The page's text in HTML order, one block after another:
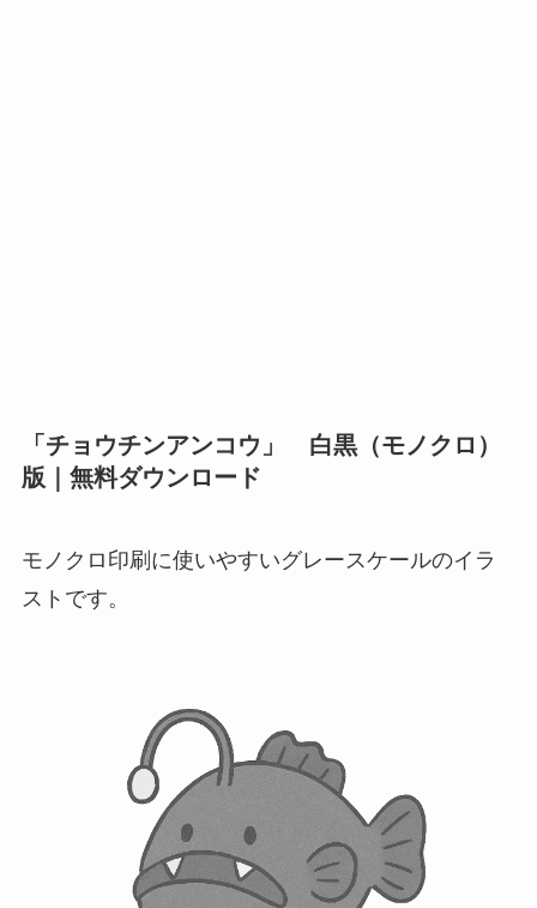
「チョウチンアンコウ」 白黒（モノクロ）
版｜無料ダウンロード
モノクロ印刷に使いやすいグレースケールのイラ
ストです。